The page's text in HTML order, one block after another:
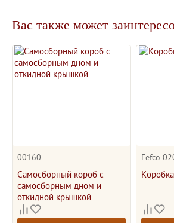
Вас также может
00160
Самосборный короб с
самосборным дном и
откидной крышкой
Fefco